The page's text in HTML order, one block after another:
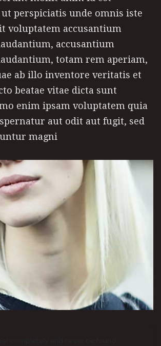
ut perspiciatis unde omnis iste
voluptatem accusantium
accusantium
totam rem aperiam,
ab illo inventore veritatis et
beatae vitae dicta sunt
enim ipsam voluptatem quia
aut odit aut fugit, sed
magni